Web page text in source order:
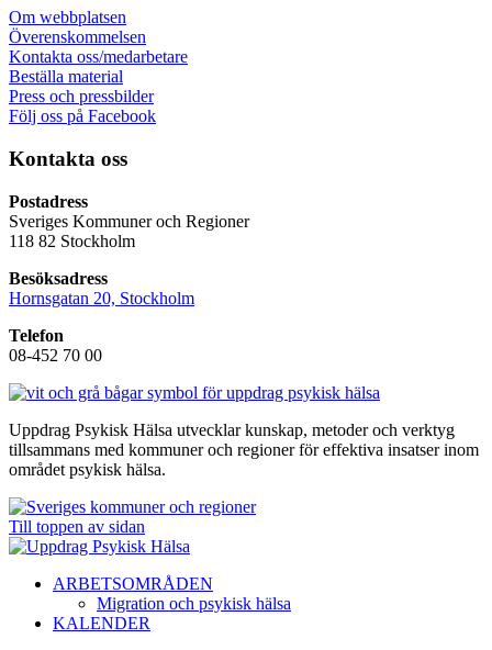
Om webbplatsen
Överenskommelsen
Kontakta oss/medarbetare
Beställa material
Press och pressbilder
Följ oss på Facebook
Kontakta oss
Postadress
Sveriges Kommuner och Regioner
118 82 Stockholm
Besöksadress
Hornsgatan 20, Stockholm
Telefon
08-452 70 00
Uppdrag Psykisk Hälsa utvecklar kunskap, metoder och verktyg
tillsammans med kommuner och regioner för effektiva insatser inom
området psykisk hälsa.
Till toppen av sidan
ARBETSOMRÅDEN
Migration och psykisk hälsa
KALENDER